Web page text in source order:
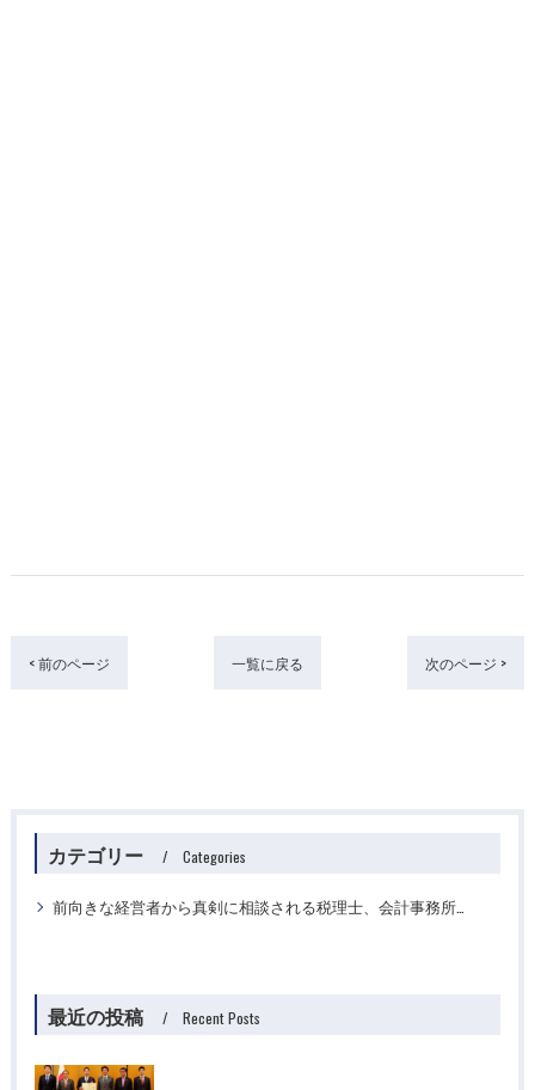
< 前のページ 一覧に戻る 次のページ >
カテゴリー Categories
前向きな経営者から真剣に相談される税理士、会計事務所ですか？
最近の投稿 Recent Posts